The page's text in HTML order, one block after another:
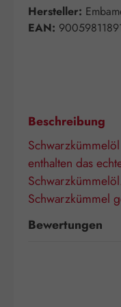
Hersteller:
EAN:
Beschreibung
enthalten das
Schwarzkümmel
Bewertungen